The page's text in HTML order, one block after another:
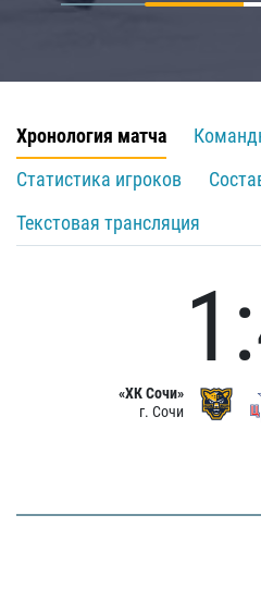
Хронология матча
Статистика игроков
Текстовая трансляция
«ХК Сочи»
г. Сочи